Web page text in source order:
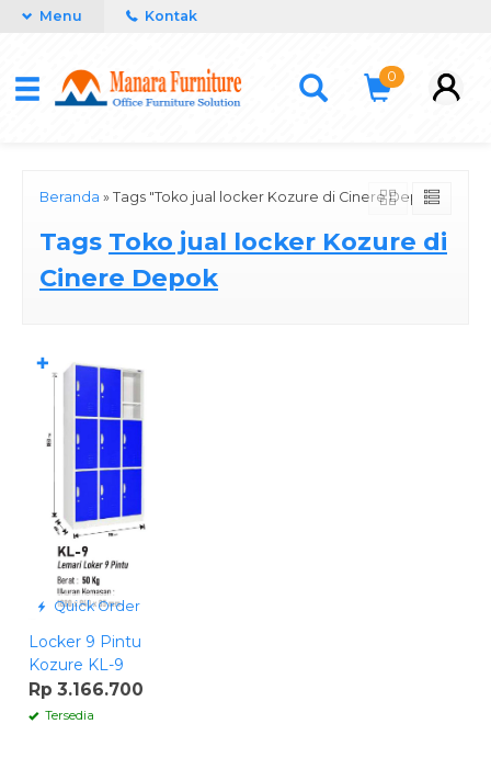
Menu Kontak
0
Beranda » Tags "Toko jual locker Kozure di Cinere Depok"
Tags Toko jual locker Kozure di
Cinere Depok
Quick Order
Locker 9 Pintu
Kozure KL-9
Rp 3.166.700
Tersedia
✚